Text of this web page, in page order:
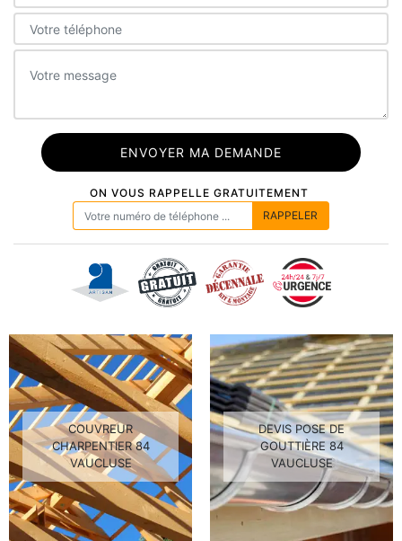
ON VOUS RAPPELLE GRATUITEMENT
COUVREUR
CHARPENTIER 84
VAUCLUSE
DEVIS POSE DE
GOUTTIÈRE 84
VAUCLUSE